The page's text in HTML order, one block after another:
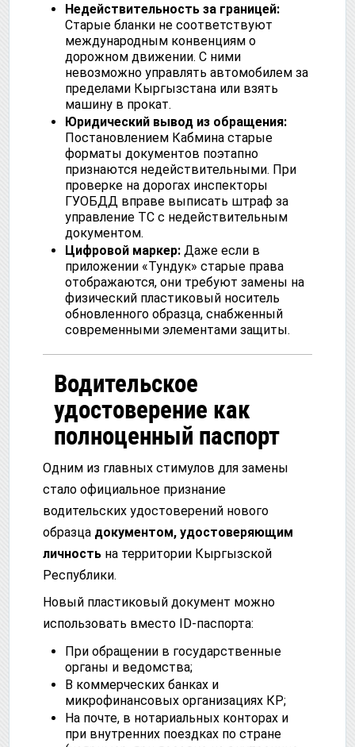
Недействительность за границей:
Старые бланки не соответствуют
международным конвенциям о
дорожном движении. С ними
невозможно управлять автомобилем за
пределами Кыргызстана или взять
машину в прокат.
Юридический вывод из обращения:
Постановлением Кабмина старые
форматы документов поэтапно
признаются недействительными. При
проверке на дорогах инспекторы
ГУОБДД вправе выписать штраф за
управление ТС с недействительным
документом.
Цифровой маркер: Даже если в
приложении «Тундук» старые права
отображаются, они требуют замены на
физический пластиковый носитель
обновленного образца, снабженный
современными элементами защиты.
Водительское
удостоверение как
полноценный паспорт
Одним из главных стимулов для замены
стало официальное признание
водительских удостоверений нового
образца документом, удостоверяющим
личность на территории Кыргызской
Республики.
Новый пластиковый документ можно
использовать вместо ID-паспорта:
При обращении в государственные
органы и ведомства;
В коммерческих банках и
микрофинансовых организациях КР;
На почте, в нотариальных конторах и
при внутренних поездках по стране